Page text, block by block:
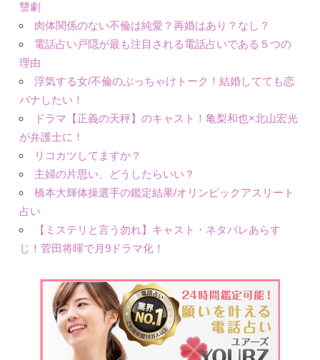
讐劇
肉体関係のない不倫は純愛？再婚はあり？なし？
電話占い戸隠が最も注目される電話占いである５つの
理由
浮気する女/不倫のぶっちゃけトーク！結婚してても恋
バナしたい！
ドラマ【正義の天秤】のキャスト！亀梨和也×北山宏光
が弁護士に！
リコカツしてますか？
主婦の片思い、どうしたらいい？
橋本大輝体操選手の鑑定結果/オリンピックアスリート
占い
【ミステリと言う勿れ】キャスト・ネタバレあらす
じ！菅田将暉で月9ドラマ化！